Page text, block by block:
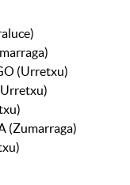
(Urretxu)
(Zumarraga)